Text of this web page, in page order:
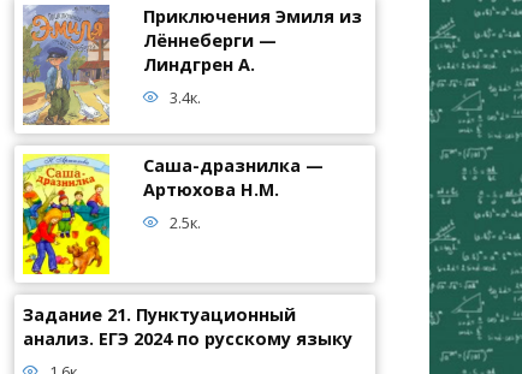
Приключения Эмиля из
Лённеберги —
Линдгрен А.
3.4к.
Саша-дразнилка —
Артюхова Н.М.
2.5к.
Задание 21. Пунктуационный
анализ. ЕГЭ 2024 по русскому языку